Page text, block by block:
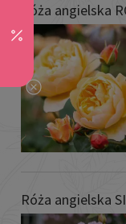
Róża angielska
Róża angielska